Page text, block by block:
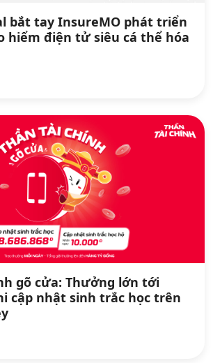
bắt tay InsureMO phát triển
hiểm điện tử siêu cá thể hóa
gõ cửa: Thưởng lớn tới
cập nhật sinh trắc học trên